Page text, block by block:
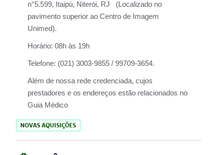
n°5.599, Itaipú, Niterói, RJ (Localizado no
pavimento superior ao Centro de Imagem
Unimed).
Horário: 08h às 19h
Telefone: (021) 3003-9855 / 99709-3654.
Além de nossa rede credenciada, cujos
prestadores e os endereços estão relacionados no
Guia Médico
NOVAS AQUISIÇÕES